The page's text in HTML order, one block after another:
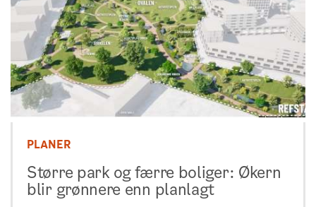
PLANER
Større park og færre boliger: Økern
blir grønnere enn planlagt